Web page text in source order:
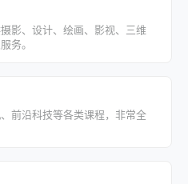
影、设计、绘画、影视、三维
务。
前沿科技等各类课程，非常全